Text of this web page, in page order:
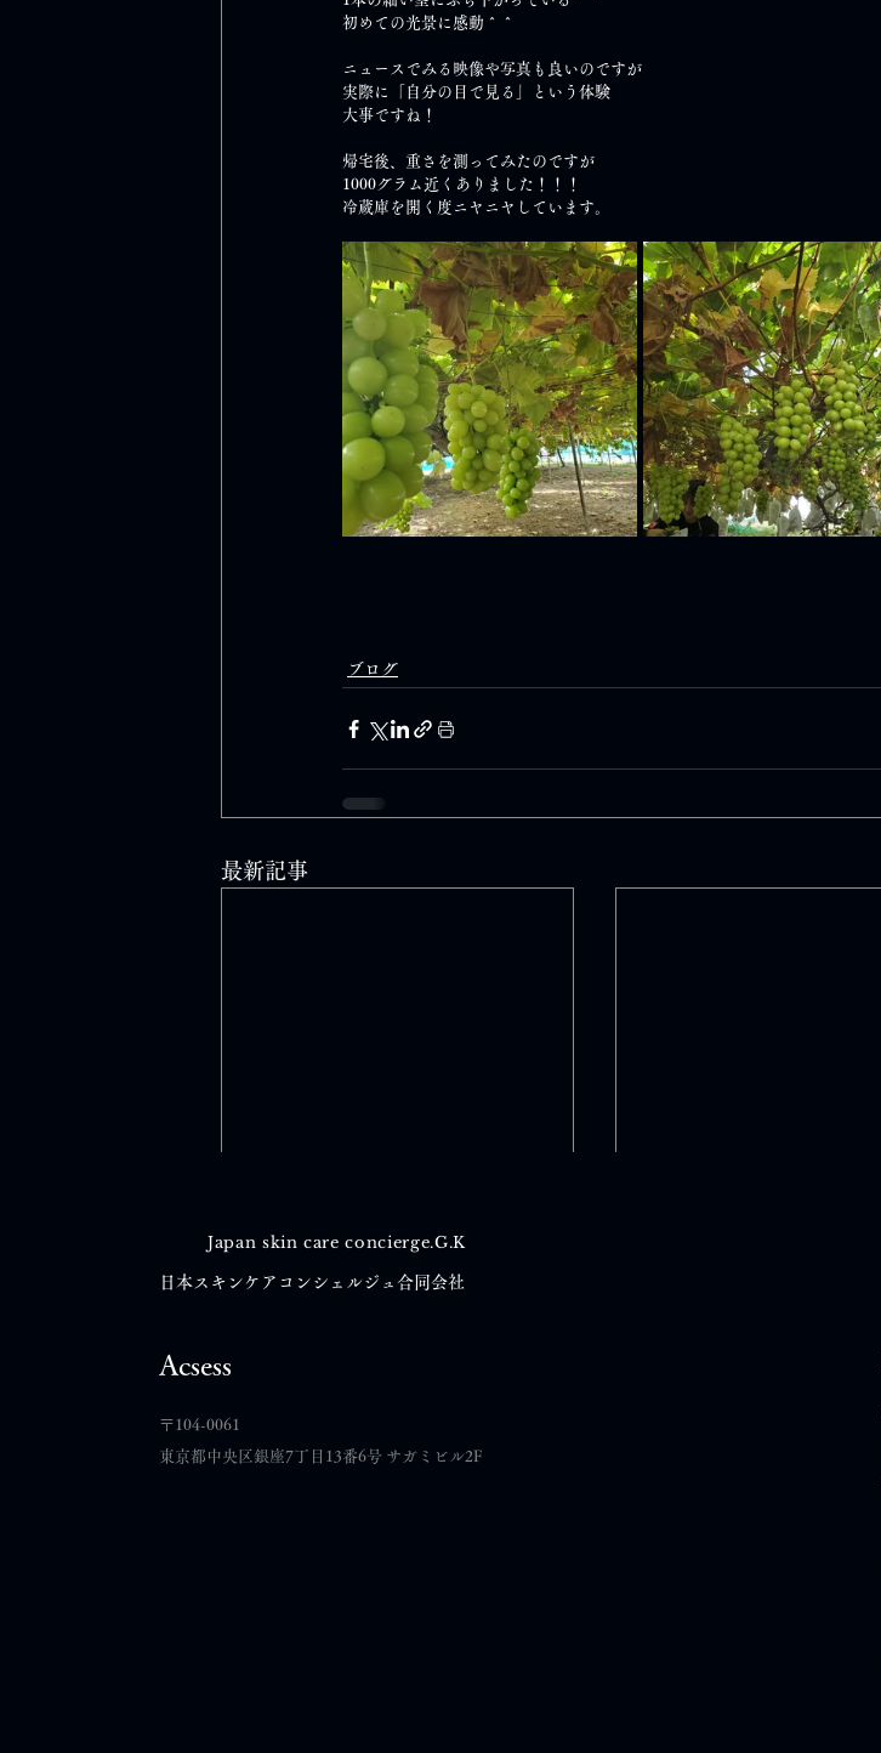
初めての光景に感動＾＾
ニュースでみる映像や写真も良いのですが
実際に「自分の目で見る」という体験
大事ですね！
帰宅後、重さを測ってみたのですが
1000グラム近くありました！！！
冷蔵庫を開く度ニヤニヤしています。
ブログ
最新記事
Japan skin care concierge.G.K
日本スキンケアコンシェルジュ合同会社
Acsess
​〒104-0061
東京都中央区銀座7丁目13番6号 サガミビル2F